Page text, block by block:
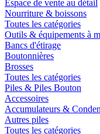
Espace de vente au détail
Nourriture & boissons
Toutes les catégories
Outils & équipements à
Bancs d'étirage
Boutonnières
Brosses
Toutes les catégories
Piles & Piles Bouton
Accessoires
Accumulateurs &
Autres piles
Toutes les catégories